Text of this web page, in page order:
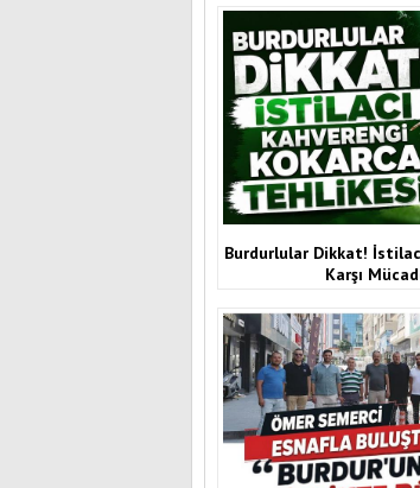
Burdurlular Dikkat!
Karşı